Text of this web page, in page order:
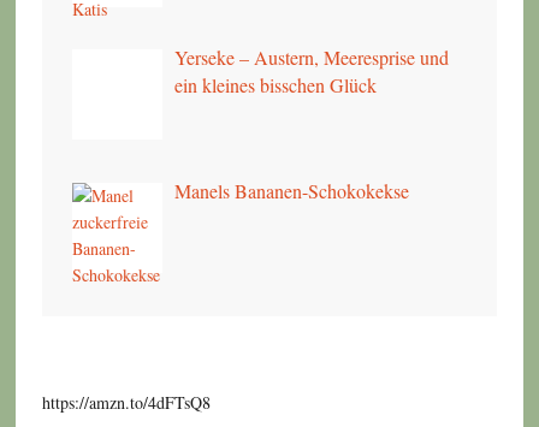
Yerseke – Austern, Meeresprise und
ein kleines bisschen Glück
Manels Bananen-Schokokekse
https://amzn.to/4dFTsQ8